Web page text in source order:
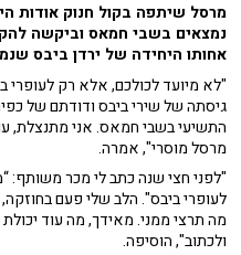
מרסל שיתפה בקול חנוק אודות
נמצאים בשבי חמאס וביקשה
אחותו היחידה של ירדן ביבס
"לא מיועד לכולכם, אלא רק לעופרי
גיסתה של שירי ביבס ודודתם של
התשיעי בשבי חמאס. אני מתנצלת,
מרסל מוסרי", אמרה.
"לפני חצי שנה כתב לי מכר
לעופרי ביבס". הלב שלי פעם
מה תרצי ממני. מאידך, מה עוד
ולכתוב", הוסיפה.